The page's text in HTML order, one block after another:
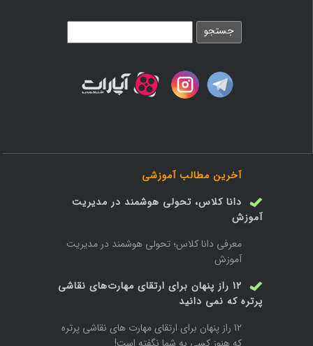
آخرین مطالب آموزشی
دانا کلاس، تحولی هوشمند در مدیریت
آموزش
معرفی دانا کلاس؛ تحولی هوشمند در مدیریت
آموزش
12 راز پنهان برای ارتقای مهارت‌های نقاشی
پرتره که نمی دانید
12 راز پنهان برای ارتقای مهارت های نقاشی پرتره